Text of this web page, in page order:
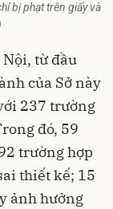
bị phạt trên giấy và
Nội, từ đầu
của Sở này
237 trường
đó, 59
trường hợp
thiết kế; 15
ảnh hưởng